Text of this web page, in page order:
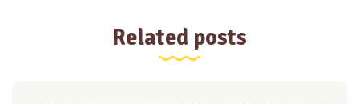
Related posts